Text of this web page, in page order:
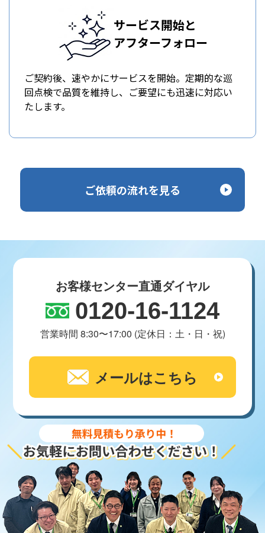
サービス開始と
アフターフォロー
ご契約後、速やかにサービスを開始。定期的な巡
回点検で品質を維持し、ご要望にも迅速に対応い
たします。
ご依頼の流れを見る
お客様センター直通ダイヤル
0120-16-1124
営業時間 8:30〜17:00 (定休日：土・日・祝)
メールはこちら